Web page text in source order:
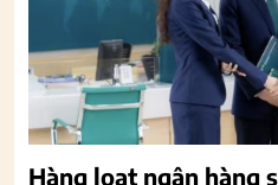
Hàng loạt ngân hàng